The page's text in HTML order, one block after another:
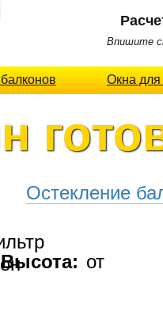
Впишите
Окна для
Остекление
Высота: от